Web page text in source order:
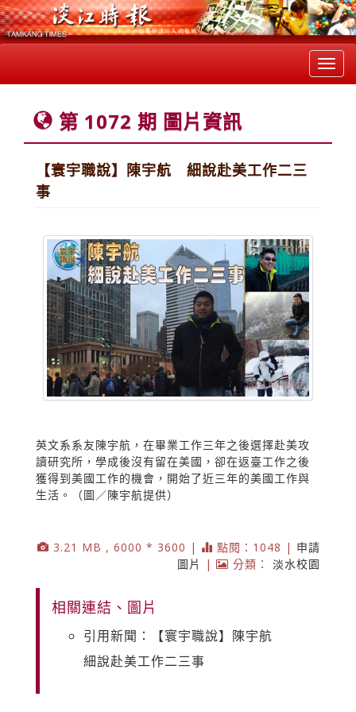
第 1072 期 圖片資訊
【寰宇職說】陳宇航 細說赴美工作二三
事
英文系系友陳宇航，在畢業工作三年之後選擇赴美攻
讀研究所，學成後沒有留在美國，卻在返臺工作之後
獲得到美國工作的機會，開始了近三年的美國工作與
生活。（圖／陳宇航提供）
3.21 MB , 6000 * 3600 | 點閱：1048 | 申請
圖片
| 分類： 淡水校園
相關連結、圖片
引用新聞：【寰宇職說】陳宇航
細說赴美工作二三事